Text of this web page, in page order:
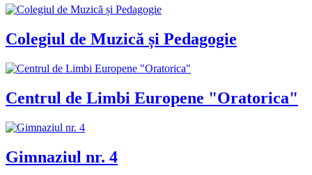
Colegiul de Muzică și Pedagogie
Centrul de Limbi Europene "Oratorica"
Gimnaziul nr. 4